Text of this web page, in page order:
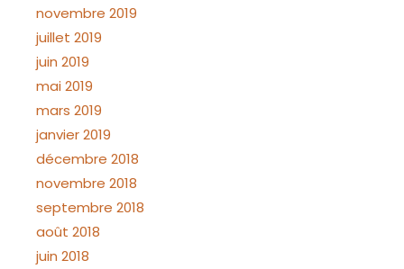
novembre 2019
juillet 2019
juin 2019
mai 2019
mars 2019
janvier 2019
décembre 2018
novembre 2018
septembre 2018
août 2018
juin 2018